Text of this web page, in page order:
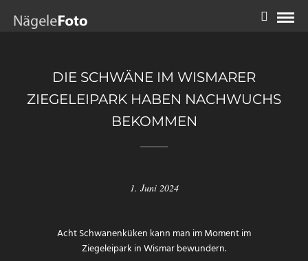
DIE SCHWÄNE IM WISMARER
ZIEGELEIPARK HABEN NACHWUCHS
BEKOMMEN
1. Juni 2024
Acht Schwanenküken kann man im Moment im
Ziegeleipark in Wismar bewundern.